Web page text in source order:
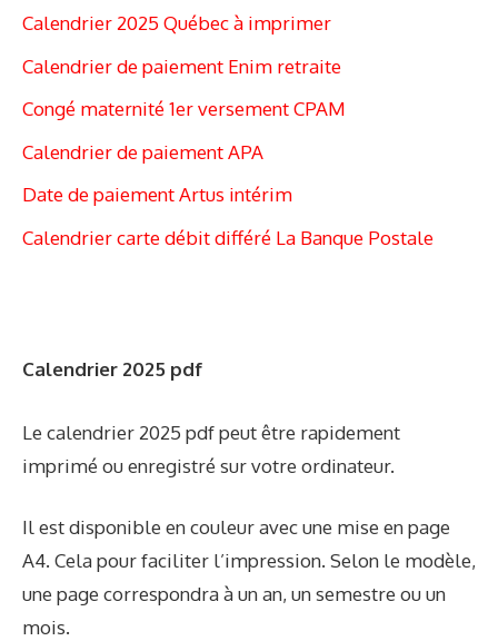
Calendrier 2025 Québec à imprimer
Calendrier de paiement Enim retraite
Congé maternité 1er versement CPAM
Calendrier de paiement APA
Date de paiement Artus intérim
Calendrier carte débit différé La Banque Postale
Calendrier 2025 pdf
Le calendrier 2025 pdf peut être rapidement
imprimé ou enregistré sur votre ordinateur.
Il est disponible en couleur avec une mise en page
A4. Cela pour faciliter l’impression. Selon le modèle,
une page correspondra à un an, un semestre ou un
mois.